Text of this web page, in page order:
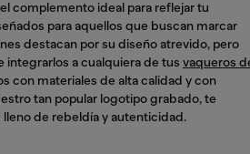
complemento ideal para reflejar tu
para aquellos que buscan marcar
destacan por su diseño atrevido, pero
integrarlos a cualquiera de tus vaqueros
con materiales de alta calidad y con
tan popular logotipo grabado, te
de rebeldía y autenticidad.